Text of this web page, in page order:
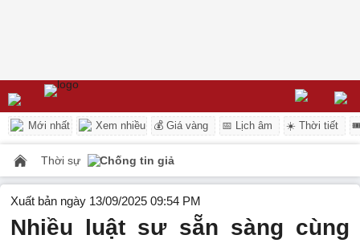
Mới nhất Xem nhiều 💰 Giá vàng 📅 Lịch âm ☀️ Thời tiết
Thời sự Chống tin giả
Xuất bản ngày 13/09/2025 09:54 PM
Nhiều luật sư sẵn sàng cùng